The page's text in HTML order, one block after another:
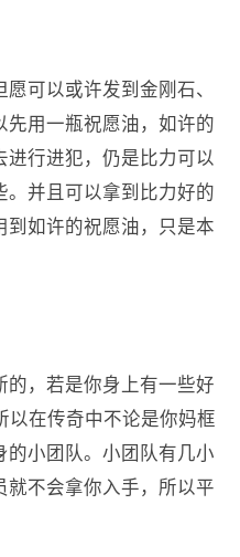
可以或许发到金刚石、
先用一瓶祝愿油，如许的
进行进犯，仍是比力可以
。并且可以拿到比力好的
到如许的祝愿油，只是本
的，若是你身上有一些好
以在传奇中不论是你妈框
的小团队。小团队有几小
就不会拿你入手，所以平